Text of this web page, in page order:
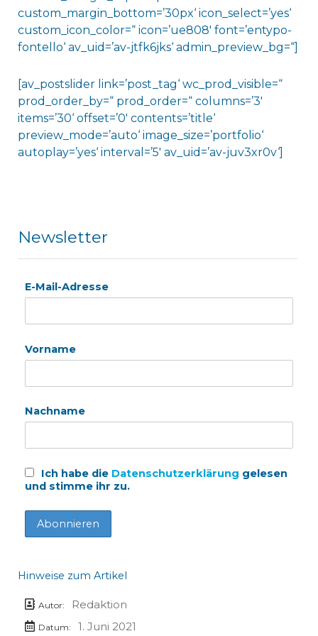
custom_margin_bottom=’30px‘ icon_select=’yes‘
custom_icon_color=“ icon=’ue808′ font=’entypo-
fontello‘ av_uid=’av-jtfk6jks‘ admin_preview_bg=“]
[av_postslider link=’post_tag‘ wc_prod_visible=“
prod_order_by=“ prod_order=“ columns=’3′
items=’30‘ offset=’0′ contents=’title‘
preview_mode=’auto‘ image_size=’portfolio‘
autoplay=’yes‘ interval=’5′ av_uid=’av-juv3xr0v‘]
Newsletter
E-Mail-Adresse
Vorname
Nachname
Ich habe die Datenschutzerklärung gelesen
und stimme ihr zu.
Hinweise zum Artikel
Autor: Redaktion
Datum: 1. Juni 2021